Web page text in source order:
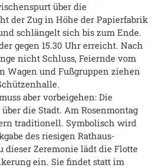
über die
der Zug in Höhe der Papierfabrik
schlängelt sich bis zum Ende.
gegen 15.30 Uhr erreicht. Nach
nicht Schluss, Feiernde vom
Wagen und Fußgruppen ziehen
aber vorbeigehen: Die
die Stadt. Am Rosenmontag
traditionell. Symbolisch wird
des riesigen Rathaus-
dieser Zeremonie lädt die Flotte
ein. Sie findet statt im